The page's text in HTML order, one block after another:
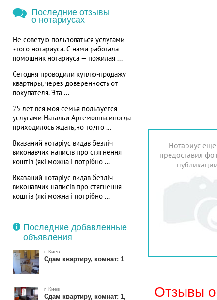
Последние отзывы
о нотариусах
Не советую пользоваться услугами
этого нотариуса. С нами работала
помощник нотариуса — пожилая ...
Сегодня проводили куплю-продажу
квартиры, через доверенность от
покупателя. Эта ...
25 лет вся моя семья пользуется
услугами Натальи Артемовны,иногда
приходилось ждать,но то,что ...
Вказаний нотаріус видав безліч
виконавчих написів про стягнення
коштів (які можна і потрібно ...
Вказаний нотаріус видав безліч
виконавчих написів про стягнення
коштів (які можна і потрібно ...
Последние добавленные
объявления
г. Киев
Сдам квартиру, комнат: 1
г. Киев
Сдам квартиру, комнат: 1,
Нотариус
предоставил
Отзывы о